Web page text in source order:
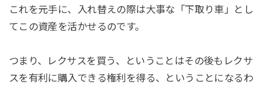
これを元手に、入れ替えの際は大事な「下取り車」とし
てこの資産を活かせるのです。
つまり、レクサスを買う、ということはその後もレクサ
スを有利に購入できる権利を得る、ということになるわ